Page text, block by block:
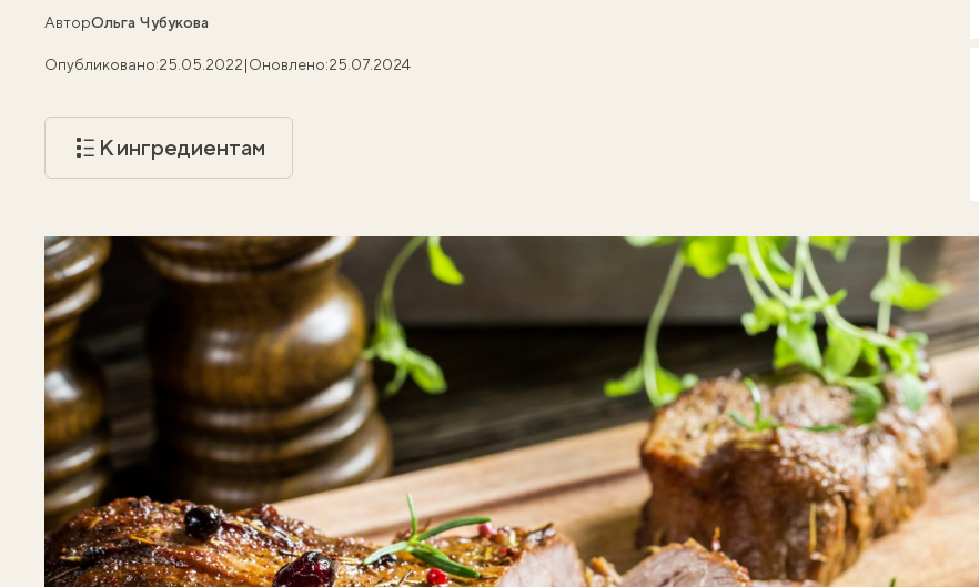
АвторОльга Чубукова
Опубликовано:25.05.2022|Оновлено:25.07.2024
К ингредиентам